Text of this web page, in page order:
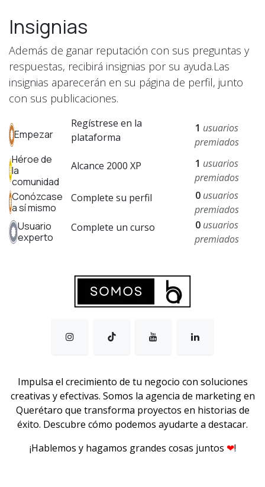
Insignias
Además de ganar reputación con sus preguntas y
respuestas, recibirá insignias por su ayuda.Las
insignias aparecerán en su página de perfil, junto
con sus publicaciones.
Empezar
Regístrese en la
plataforma
1 usuarios
premiados
Héroe de
la
comunidad
Alcance 2000 XP 1 usuarios
premiados
Conózcase
a sí mismo
Complete su perfil 0 usuarios
premiados
Usuario
experto
Complete un curso 0 usuarios
premiados
Impulsa el crecimiento de tu negocio con soluciones
creativas y efectivas. Somos la agencia de marketing en
Querétaro que transforma proyectos en historias de
éxito. Descubre cómo podemos ayudarte a destacar.
¡Hablemos y hagamos grandes cosas junto​s ❤!